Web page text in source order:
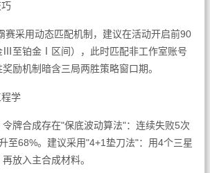
赛采用动态匹配机制，建议在活动开启前90
Ⅲ至铂金Ⅰ区间），此时匹配非工作室账号
励机制暗含三局两胜策略窗口期。
学
牌合成存在"保底波动算法"：连续失败5次
至68%。建议采用"4+1垫刀法"：用4个三星
放入主合成材料。